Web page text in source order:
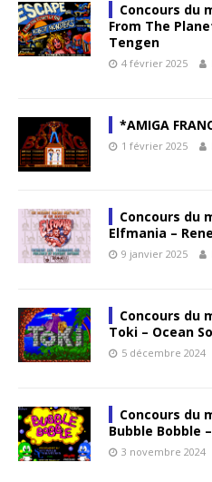
Concours du
From The
Tengen
4 février 2025
*AMIGA
1 février 2025
Concours du
Elfmania –
9 janvier 2025
Concours du
Toki – Ocean
5 décembre 2024
Concours du
Bubble Bobble
3 novembre 2024